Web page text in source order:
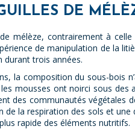
DE
mélèze, contrairement à
de manipulation de la
durant trois années.
la composition du sous-bois
mousses ont noirci sous des
des communautés végétales
de la respiration des sols et
rapide des éléments nutritifs.